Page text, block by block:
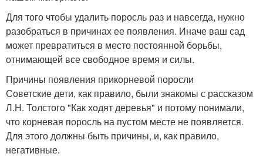
Для того чтобы удалить поросль раз и навсегда, нужно
разобраться в причинах ее появления. Иначе ваш сад
может превратиться в место постоянной борьбы,
отнимающей все свободное время и силы.
Причины появления прикорневой поросли
Советские дети, как правило, были знакомы с рассказом
Л.Н. Толстого "Как ходят деревья" и потому понимали,
что корневая поросль на пустом месте не появляется.
Для этого должны быть причины, и, как правило,
негативные.